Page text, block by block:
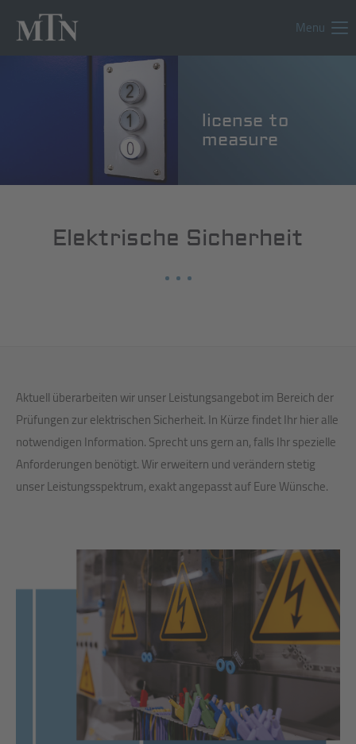
Menu
license to
measure
Elektrische Sicherheit
Aktuell überarbeiten wir unser Leistungsangebot im Bereich der
Prüfungen zur elektrischen Sicherheit. In Kürze findet Ihr hier alle
notwendigen Information. Sprecht uns gern an, falls Ihr spezielle
Anforderungen benötigt. Wir erweitern und verändern stetig
unser Leistungsspektrum, exakt angepasst auf Eure Wünsche.